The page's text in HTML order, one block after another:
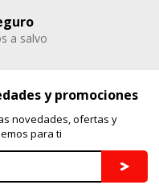
a salvo
y promociones
novedades, ofertas y
para ti